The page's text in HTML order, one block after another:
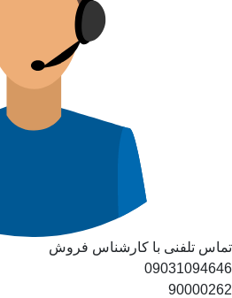
تماس تلفنی با کارشناس فروش
09031094646
90000262